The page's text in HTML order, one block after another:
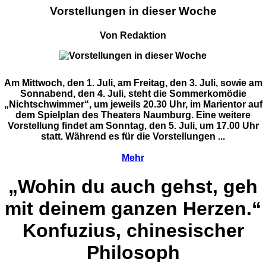
Vorstellungen in dieser Woche
Von Redaktion
Am Mittwoch, den 1. Juli, am Freitag, den 3. Juli, sowie am
Sonnabend, den 4. Juli, steht die Sommerkomödie
„Nichtschwimmer“, um jeweils 20.30 Uhr, im Marientor auf
dem Spielplan des Theaters Naumburg. Eine weitere
Vorstellung findet am Sonntag, den 5. Juli, um 17.00 Uhr
statt. Während es für die Vorstellungen ...
Mehr
„Wohin du auch gehst, geh
mit deinem ganzen Herzen.“
Konfuzius, chinesischer
Philosoph